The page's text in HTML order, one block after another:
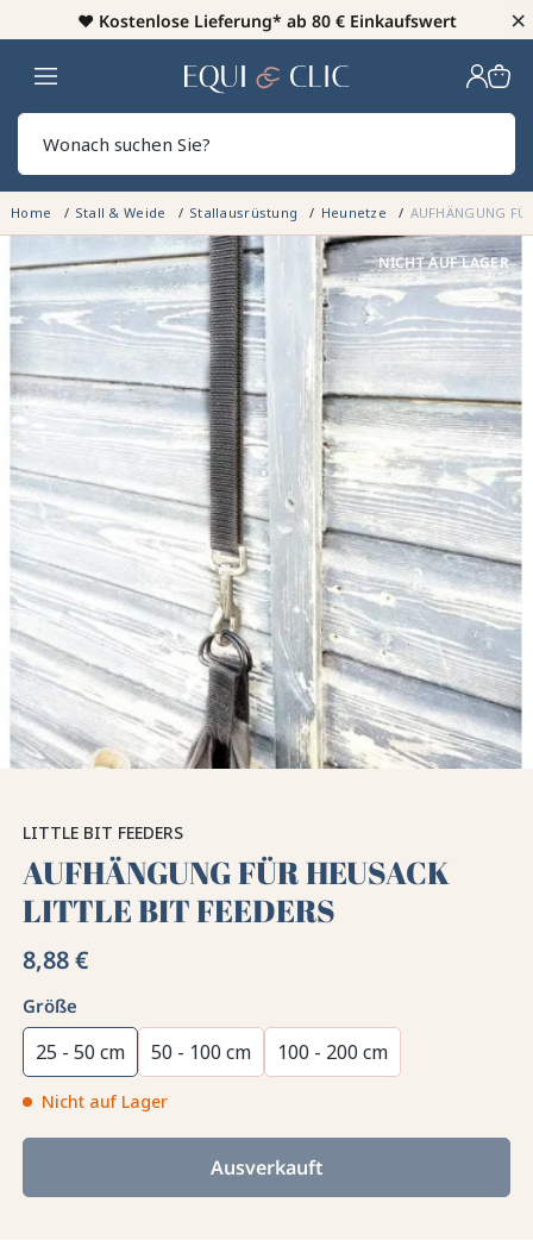
♥️ Kostenlose Lieferung* ab 80 € Einkaufswert ×
Heim
Home Stall & Weide Stallausrüstung Heunetze AUFHÄNGUNG
NICHT AUF LAGER
LITTLE BIT FEEDERS
AUFHÄNGUNG FÜR HEUSACK
LITTLE BIT FEEDERS
8,88 €
Größe
25 - 50 cm 50 - 100 cm 100 - 200 cm
Nicht auf Lager
Ausverkauft